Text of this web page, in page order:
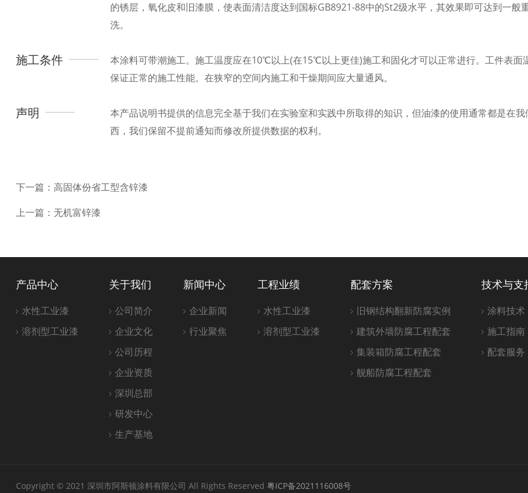
的锈层，氧化皮和旧漆膜，使表面清洁度达到国标GB8921-88中的St2级水平，其效果即可达到一
洗。
施工条件
本涂料可带潮施工。施工温度应在10℃以上(在15℃以上更佳)施工和固化才可以正常进行。工件表
保证正常的施工性能。在狭窄的空间内施工和干燥期间应大量通风。
声明
本产品说明书提供的信息完全基于我们在实验室和实践中所取得的知识，但油漆的使用通常都是在
西，我们保留不提前通知而修改所提供数据的权利。
下一篇：高固体份省工型含锌漆
上一篇：无机富锌漆
产品中心
水性工业漆
溶剂型工业漆
关于我们
公司简介
企业文化
公司历程
企业资质
深圳总部
研发中心
生产基地
新闻中心
企业新闻
行业聚焦
工程业绩
水性工业漆
溶剂型工业漆
配套方案
旧钢结构翻新防腐实例
建筑外墙防腐工程配套
集装箱防腐工程配套
舰船防腐工程配套
技术与支
涂料技术
施工指南
配套服务
Copyright © 2021 深圳市阿斯顿涂料有限公司 All Rights Reserved 粤ICP备2021116008号